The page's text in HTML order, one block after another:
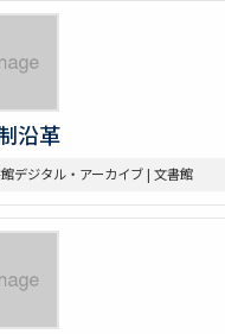
沿革
デジタル・アーカイブ | 文書館